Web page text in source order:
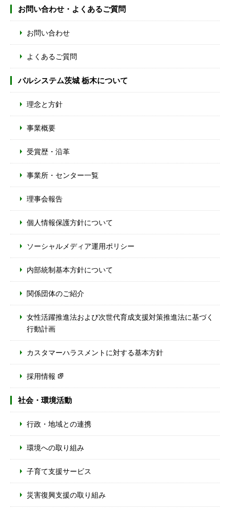
お問い合わせ・よくあるご質問
お問い合わせ
よくあるご質問
パルシステム茨城 栃木について
理念と方針
事業概要
受賞歴・沿革
事業所・センター一覧
理事会報告
個人情報保護方針について
ソーシャルメディア運用ポリシー
内部統制基本方針について
関係団体のご紹介
女性活躍推進法および次世代育成支援対策推進法に基づく
行動計画
カスタマーハラスメントに対する基本方針
採用情報
社会・環境活動
行政・地域との連携
環境への取り組み
子育て支援サービス
災害復興支援の取り組み